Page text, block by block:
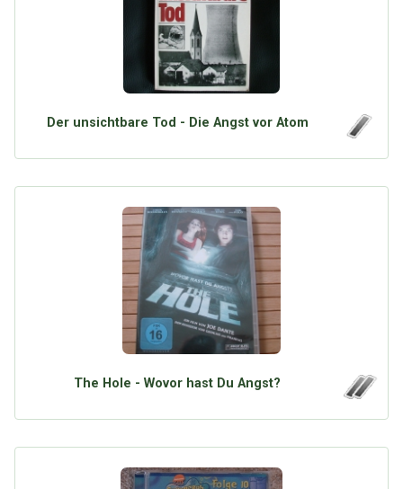
Der unsichtbare Tod - Die Angst vor Atom
The Hole - Wovor hast Du Angst?